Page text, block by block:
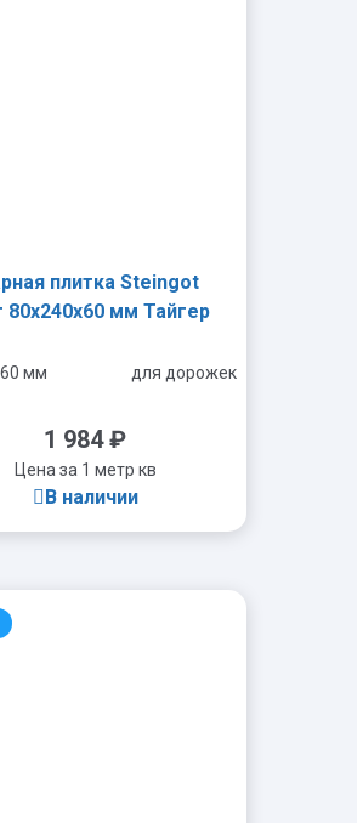
плитка Steingot
80x240x60 мм Тайгер
мм для дорожек
1 984₽
Цена за 1 метр кв
В наличии
-